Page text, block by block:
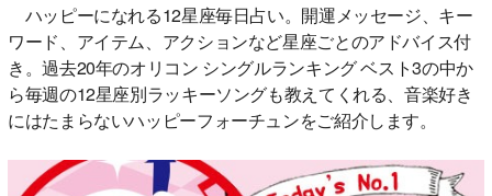
ハッピーになれる12星座毎日占い。開運メッセージ、キー
ワード、アイテム、アクションなど星座ごとのアドバイス付
き。過去20年のオリコン シングルランキング ベスト3の中か
ら毎週の12星座別ラッキーソングも教えてくれる、音楽好き
にはたまらないハッピーフォーチュンをご紹介します。